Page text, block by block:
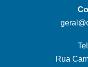
Rua